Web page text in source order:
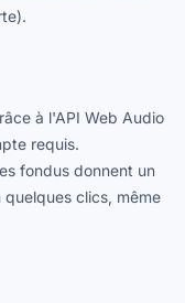
à l'API Web Audio
requis.
fondus donnent un
clics, même